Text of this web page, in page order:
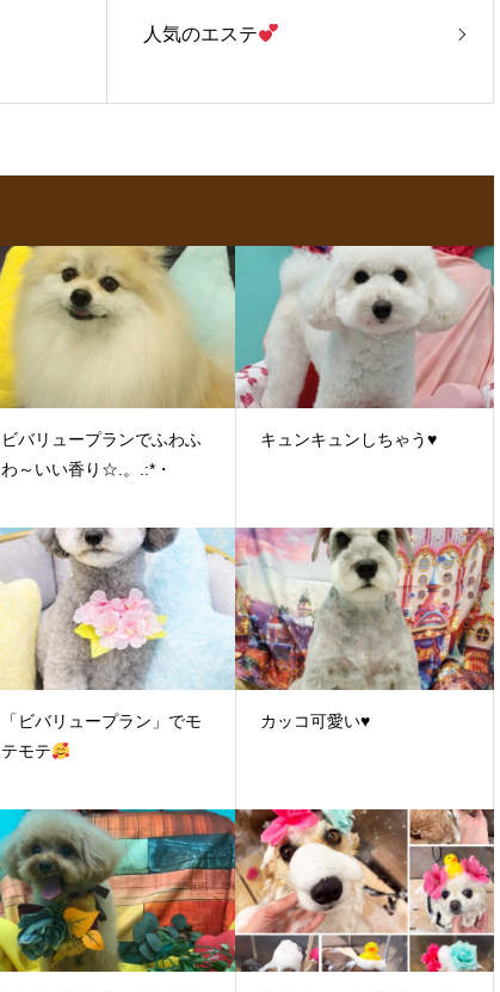
人気のエステ
ビバリュープランでふわふ
わ～いい香り☆.。.:*・
キュンキュンしちゃう♥
「ビバリュープラン」でモ
テモテ
カッコ可愛い♥